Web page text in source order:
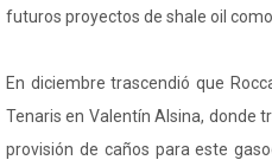
futuros proyectos de shale oil como
En diciembre trascendió que
Tenaris en Valentín Alsina, donde
provisión de caños para este